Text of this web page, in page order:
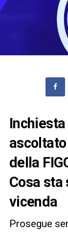
della
Cosa sta
vicenda
Prosegue